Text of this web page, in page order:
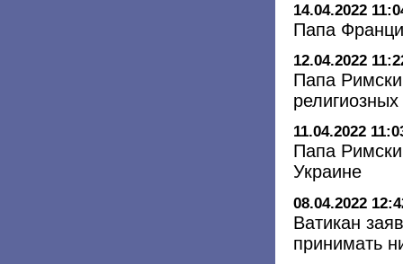
14.04.2022
Папа
12.04.2022
Папа
11.04.2022
Папа
Украине
08.04.2022
Ватикан
принимать